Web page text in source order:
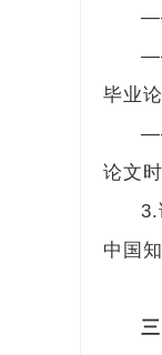
毕业
论文
3.
中国